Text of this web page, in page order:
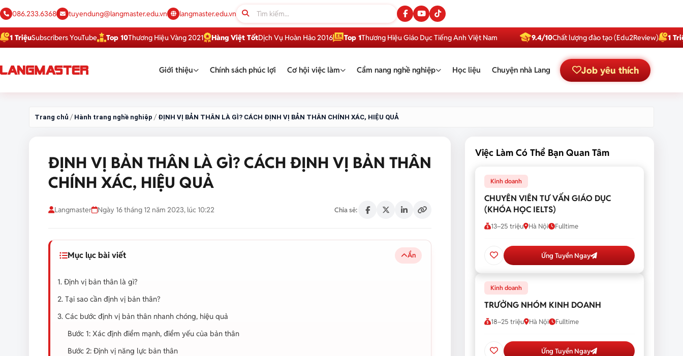
086.233.6368 tuyendung@langmaster.edu.vn langmaster.edu.vn
Subscribers YouTube Top 10Thương Hiệu Vàng 2021 Hàng Việt TốtDịch Vụ Hoàn Hảo 2016 Top 1Thương Hiệu Giáo Dục Tiếng Anh Việt Nam 9.4/10Chất lượng đào tạo (Edu2Review) 1 Triệu
Giới thiệu Chính sách phúc lợi Cơ hội việc làm Cẩm nang nghề nghiệp Học liệu Chuyện nhà Lang Job yêu thích
Trang chủ / Hành trang nghề nghiệp / ĐỊNH VỊ BẢN THÂN LÀ GÌ? CÁCH ĐỊNH VỊ BẢN THÂN CHÍNH XÁC, HIỆU QUẢ
ĐỊNH VỊ BẢN THÂN LÀ GÌ? CÁCH ĐỊNH VỊ BẢN THÂN
CHÍNH XÁC, HIỆU QUẢ
Langmaster Ngày 16 tháng 12 năm 2023, lúc 10:22 Chia sẻ:
Mục lục bài viết Ẩn
1. Định vị bản thân là gì?
2. Tại sao cần định vị bản thân?
3. Các bước định vị bản thân nhanh chóng, hiệu quả
Bước 1: Xác định điểm mạnh, điểm yếu của bản thân
Bước 2: Định vị năng lực bản thân
Việc Làm Có Thể Bạn Quan Tâm
Kinh doanh
CHUYÊN VIÊN TƯ VẤN GIÁO DỤC
(KHÓA HỌC IELTS)
13–25 triệu Hà Nội Fulltime
Ứng Tuyển Ngay
Kinh doanh
TRƯỞNG NHÓM KINH DOANH
18–25 triệu Hà Nội Fulltime
Ứng Tuyển Ngay